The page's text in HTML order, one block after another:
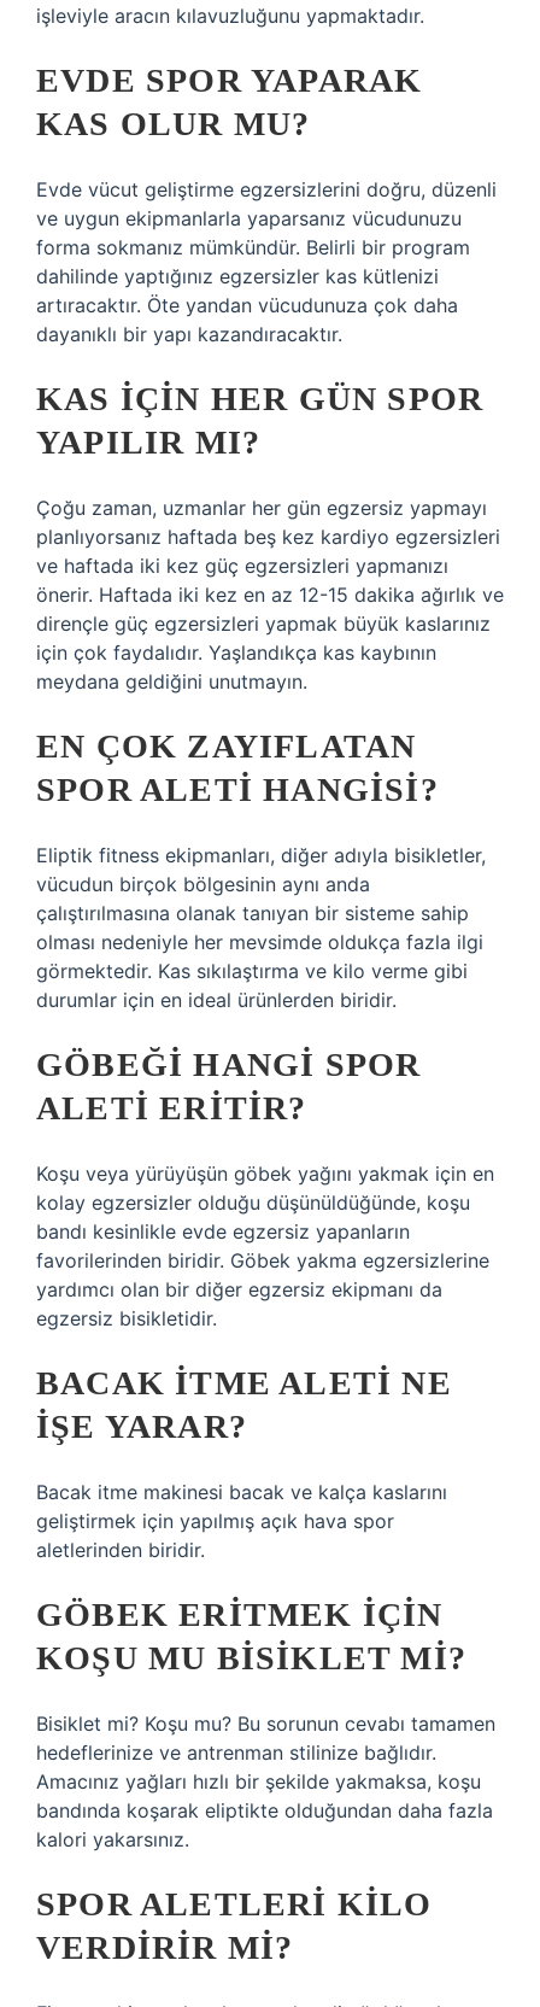
işleviyle aracın kılavuzluğunu yapmaktadır.
EVDE SPOR YAPARAK
KAS OLUR MU?
Evde vücut geliştirme egzersizlerini doğru, düzenli
ve uygun ekipmanlarla yaparsanız vücudunuzu
forma sokmanız mümkündür. Belirli bir program
dahilinde yaptığınız egzersizler kas kütlenizi
artıracaktır. Öte yandan vücudunuza çok daha
dayanıklı bir yapı kazandıracaktır.
KAS IÇIN HER GÜN SPOR
YAPILIR MI?
Çoğu zaman, uzmanlar her gün egzersiz yapmayı
planlıyorsanız haftada beş kez kardiyo egzersizleri
ve haftada iki kez güç egzersizleri yapmanızı
önerir. Haftada iki kez en az 12-15 dakika ağırlık ve
dirençle güç egzersizleri yapmak büyük kaslarınız
için çok faydalıdır. Yaşlandıkça kas kaybının
meydana geldiğini unutmayın.
EN ÇOK ZAYIFLATAN
SPOR ALETI HANGISI?
Eliptik fitness ekipmanları, diğer adıyla bisikletler,
vücudun birçok bölgesinin aynı anda
çalıştırılmasına olanak tanıyan bir sisteme sahip
olması nedeniyle her mevsimde oldukça fazla ilgi
görmektedir. Kas sıkılaştırma ve kilo verme gibi
durumlar için en ideal ürünlerden biridir.
GÖBEĞI HANGI SPOR
ALETI ERITIR?
Koşu veya yürüyüşün göbek yağını yakmak için en
kolay egzersizler olduğu düşünüldüğünde, koşu
bandı kesinlikle evde egzersiz yapanların
favorilerinden biridir. Göbek yakma egzersizlerine
yardımcı olan bir diğer egzersiz ekipmanı da
egzersiz bisikletidir.
BACAK ITME ALETI NE
IŞE YARAR?
Bacak itme makinesi bacak ve kalça kaslarını
geliştirmek için yapılmış açık hava spor
aletlerinden biridir.
GÖBEK ERITMEK IÇIN
KOŞU MU BISIKLET MI?
Bisiklet mi? Koşu mu? Bu sorunun cevabı tamamen
hedeflerinize ve antrenman stilinize bağlıdır.
Amacınız yağları hızlı bir şekilde yakmaksa, koşu
bandında koşarak eliptikte olduğundan daha fazla
kalori yakarsınız.
SPOR ALETLERI KILO
VERDIRIR MI?